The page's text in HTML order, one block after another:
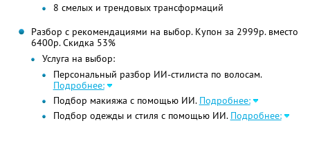
8 смелых и трендовых трансформаций
Разбор с рекомендациями на выбор. Купон за 2999р. вместо
6400р. Скидка 53%
Услуга на выбор:
Персональный разбор ИИ-стилиста по волосам.
Подробнее:
Подбор макияжа с помощью ИИ. Подробнее:
Подбор одежды и стиля с помощью ИИ. Подробнее: